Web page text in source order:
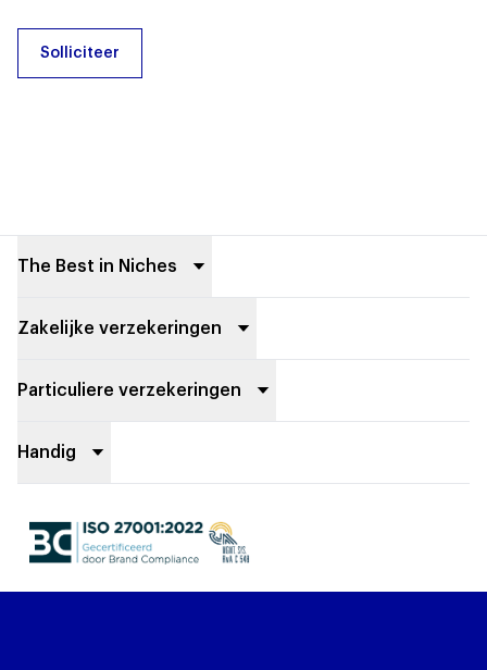
Solliciteer
The Best in Niches
Zakelijke verzekeringen
Particuliere verzekeringen
Handig